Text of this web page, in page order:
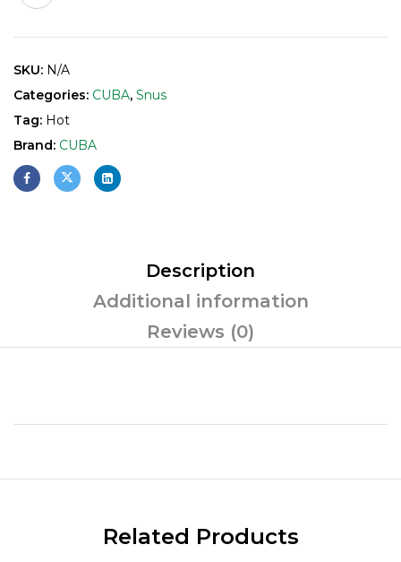
SKU: N/A
Categories: CUBA, Snus
Tag: Hot
Brand: CUBA
Description
Additional information
Reviews (0)
Related Products